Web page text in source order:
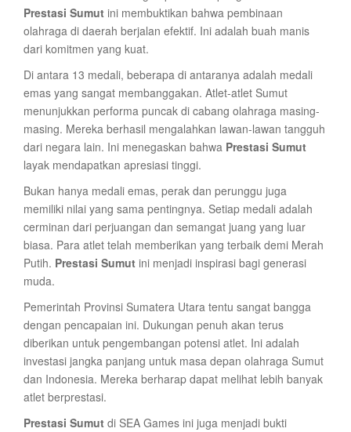
Prestasi Sumut ini membuktikan bahwa pembinaan
olahraga di daerah berjalan efektif. Ini adalah buah manis
dari komitmen yang kuat.
Di antara 13 medali, beberapa di antaranya adalah medali
emas yang sangat membanggakan. Atlet-atlet Sumut
menunjukkan performa puncak di cabang olahraga masing-
masing. Mereka berhasil mengalahkan lawan-lawan tangguh
dari negara lain. Ini menegaskan bahwa Prestasi Sumut
layak mendapatkan apresiasi tinggi.
Bukan hanya medali emas, perak dan perunggu juga
memiliki nilai yang sama pentingnya. Setiap medali adalah
cerminan dari perjuangan dan semangat juang yang luar
biasa. Para atlet telah memberikan yang terbaik demi Merah
Putih. Prestasi Sumut ini menjadi inspirasi bagi generasi
muda.
Pemerintah Provinsi Sumatera Utara tentu sangat bangga
dengan pencapaian ini. Dukungan penuh akan terus
diberikan untuk pengembangan potensi atlet. Ini adalah
investasi jangka panjang untuk masa depan olahraga Sumut
dan Indonesia. Mereka berharap dapat melihat lebih banyak
atlet berprestasi.
Prestasi Sumut di SEA Games ini juga menjadi bukti